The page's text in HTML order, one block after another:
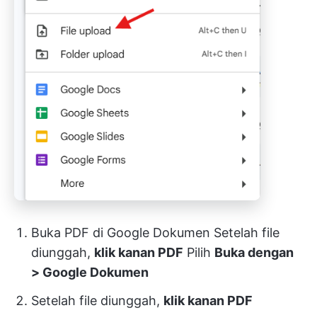
Buka PDF di Google Dokumen Setelah file
diunggah, klik kanan PDF Pilih Buka dengan
> Google Dokumen
Setelah file diunggah, klik kanan PDF